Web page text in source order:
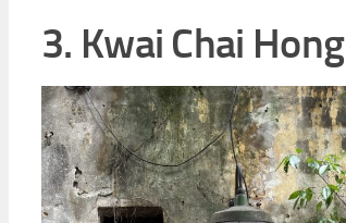
3. Kwai Chai Hong